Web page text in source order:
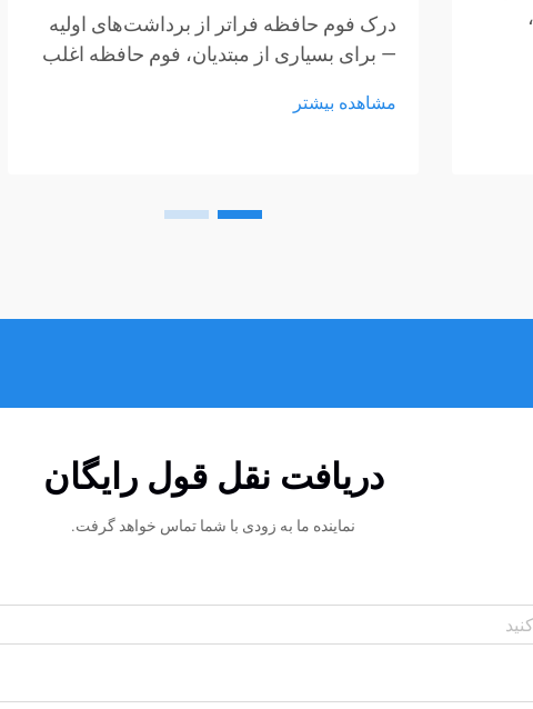
درک فوم حافظه فراتر از برداشت‌های اولیه
— برای بسیاری از مبتدیان، فوم حافظه اغلب
تبلیغات، گفتگوهای غیررسمی یا تجربیات کوتاه
مشاهده بیشتر
دریافت نقل قول رایگان
نماینده ما به زودی با شما تماس خواهد گرفت.